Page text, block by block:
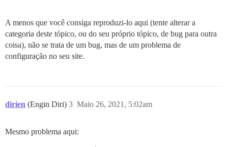
A menos que você consiga reproduzi-lo aqui (tente alterar a
categoria deste tópico, ou do seu próprio tópico, de bug para outra
coisa), não se trata de um bug, mas de um problema de
configuração no seu site.
dirien (Engin Diri) Maio 26, 2021, 5:02am
3
Mesmo problema aqui: